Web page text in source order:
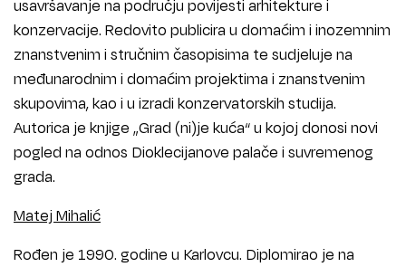
usavršavanje na području povijesti arhitekture i
konzervacije. Redovito publicira u domaćim i inozemnim
znanstvenim i stručnim časopisima te sudjeluje na
međunarodnim i domaćim projektima i znanstvenim
skupovima, kao i u izradi konzervatorskih studija.
Autorica je knjige „Grad (ni)je kuća“ u kojoj donosi novi
pogled na odnos Dioklecijanove palače i suvremenog
grada.
Matej Mihalić
Rođen je 1990. godine u Karlovcu. Diplomirao je na